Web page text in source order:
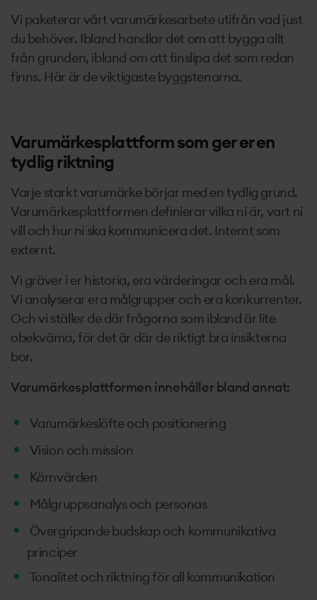
Vi paketerar vårt varumärkesarbete utifrån vad just
du behöver. Ibland handlar det om att bygga allt
från grunden, ibland om att finslipa det som redan
finns. Här är de viktigaste byggstenarna.
Varumärkesplattform som ger er en
tydlig riktning
Varje starkt varumärke börjar med en tydlig grund.
Varumärkesplattformen definierar vilka ni är, vart ni
vill och hur ni ska kommunicera det. Internt som
externt.
Vi gräver i er historia, era värderingar och era mål.
Vi analyserar era målgrupper och era konkurrenter.
Och vi ställer de där frågorna som ibland är lite
obekväma, för det är där de riktigt bra insikterna
bor.
Varumärkesplattformen innehåller bland annat:
Varumärkeslöfte och positionering
Vision och mission
Kärnvärden
Målgruppsanalys och personas
Övergripande budskap och kommunikativa
principer
Tonalitet och riktning för all kommunikation